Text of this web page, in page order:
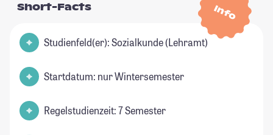
Info
Short-Facts
Studienfeld(er): Sozialkunde (Lehramt)
Startdatum: nur Wintersemester
Regelstudienzeit: 7 Semester